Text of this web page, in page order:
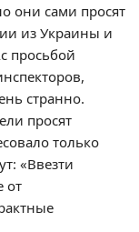
они сами просят
из Украины и
просьбой
странно.
просят
только
«Ввезти
от